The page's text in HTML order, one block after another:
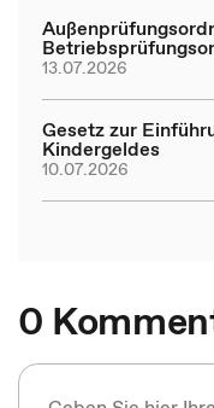
13.07.2026
Gesetz zur
Kindergeldes
10.07.2026
0